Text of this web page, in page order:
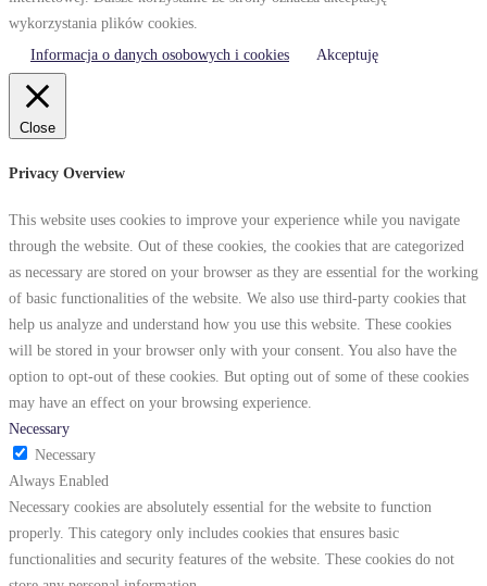
wykorzystania plików cookies.
Informacja o danych osobowych i cookies
Akceptuję
Close
Privacy Overview
This website uses cookies to improve your experience while you navigate
through the website. Out of these cookies, the cookies that are categorized
as necessary are stored on your browser as they are essential for the working
of basic functionalities of the website. We also use third-party cookies that
help us analyze and understand how you use this website. These cookies
will be stored in your browser only with your consent. You also have the
option to opt-out of these cookies. But opting out of some of these cookies
may have an effect on your browsing experience.
Necessary
Necessary
Always Enabled
Necessary cookies are absolutely essential for the website to function
properly. This category only includes cookies that ensures basic
functionalities and security features of the website. These cookies do not